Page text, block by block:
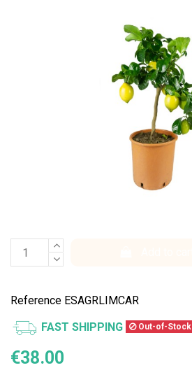
Reference ESAGRLIMCAR
FAST SHIPPING Out-of-Stock
€38.00